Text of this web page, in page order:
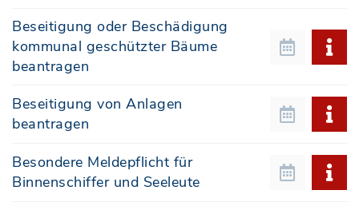
Beseitigung oder Beschädigung
kommunal geschützter Bäume
beantragen
Beseitigung von Anlagen
beantragen
Besondere Meldepflicht für
Binnenschiffer und Seeleute